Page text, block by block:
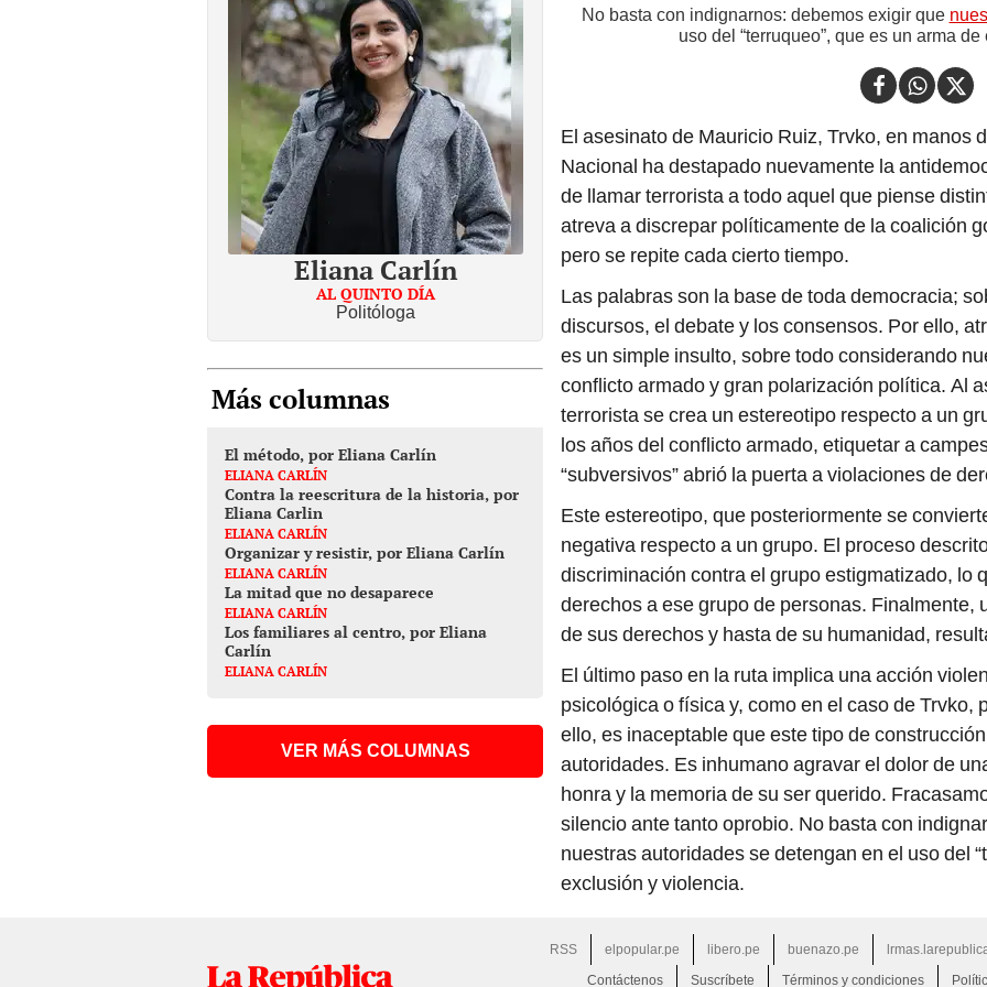
No basta con indignarnos: debemos exigir que
uso del “terruqueo”, que es un arma
El asesinato de Mauricio Ruiz, Trvko, en manos
Nacional ha destapado nuevamente la
de llamar terrorista a todo aquel que piense
atreva a discrepar políticamente de la coalición
pero se repite cada cierto tiempo.
Las palabras son la base de toda democracia;
discursos, el debate y los consensos. Por ello,
es un simple insulto, sobre todo considerando
conflicto armado y gran polarización política. Al
terrorista se crea un estereotipo respecto a un
los años del conflicto armado, etiquetar a
“subversivos” abrió la puerta a violaciones de
Este estereotipo, que posteriormente se
negativa respecto a un grupo. El proceso
discriminación contra el grupo estigmatizado, lo
derechos a ese grupo de personas. Finalmente,
de sus derechos y hasta de su humanidad,
El último paso en la ruta implica una acción
psicológica o física y, como en el caso de Trvko,
ello, es inaceptable que este tipo de
autoridades. Es inhumano agravar el dolor de
honra y la memoria de su ser querido.
silencio ante tanto oprobio. No basta con
nuestras autoridades se detengan en el uso del
exclusión y violencia.
Eliana Carlín
AL QUINTO DÍA
Politóloga
Más columnas
El método, por Eliana Carlín
ELIANA CARLÍN
Contra la reescritura de la historia, por
Eliana Carlin
ELIANA CARLÍN
Organizar y resistir, por Eliana Carlín
ELIANA CARLÍN
La mitad que no desaparece
ELIANA CARLÍN
Los familiares al centro, por Eliana
Carlín
ELIANA CARLÍN
VER MÁS COLUMNAS
RSS elpopular.pe libero.pe buenazo.pe
Contáctenos
Suscríbete Términos y condiciones